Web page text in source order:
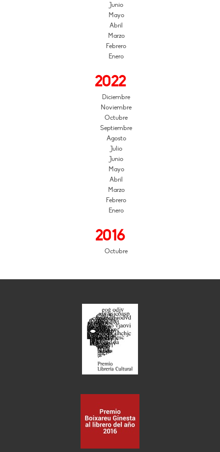
Junio
Mayo
Abril
Marzo
Febrero
Enero
2022
Diciembre
Noviembre
Octubre
Septiembre
Agosto
Julio
Junio
Mayo
Abril
Marzo
Febrero
Enero
2016
Octubre